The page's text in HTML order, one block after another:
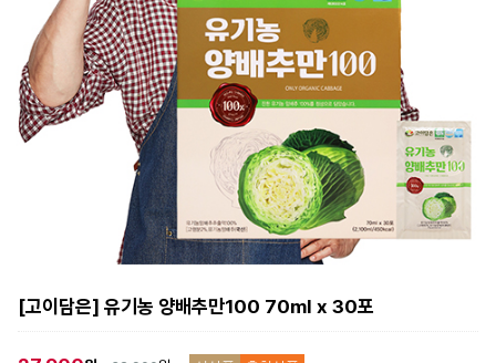
[고이담은] 유기농 양배추만100 70ml x 30포